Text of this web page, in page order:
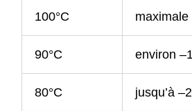
100°C maximale
90°C environ
80°C jusqu’à